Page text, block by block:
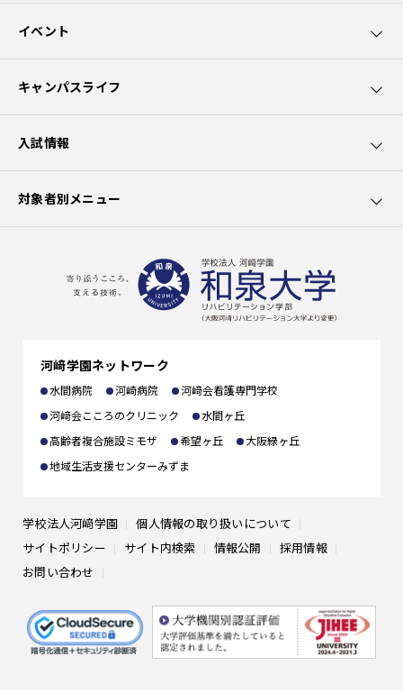
和泉大学5つのポイント
イベント
オープンキャンパス
キャンパスライフ
学生サポート
施設の利用
入試情報
募集要項
選抜試験一覧
対象者別メニュー
卒業生の方へ
企業の方へ
河﨑学園ネットワーク
水間病院 河崎病院
河﨑会看護専門学校
河﨑会こころのクリニック
水間ヶ丘
高齢者複合施設ミモザ
希望ヶ丘
大阪緑ヶ丘
地域生活支援センターみずま
学校法人河﨑学園
個人情報の取り扱いについて
サイトポリシー
サイト内検索 情報公開
採用情報
お問い合わせ